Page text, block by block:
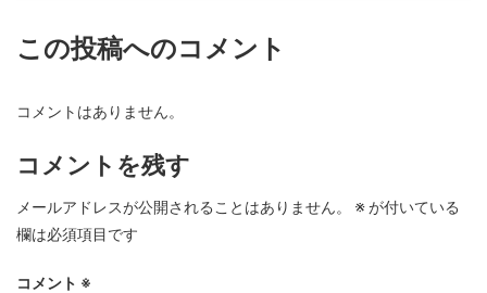
この投稿へのコメント
コメントはありません。
コメントを残す
メールアドレスが公開されることはありません。 ※が付いている
欄は必須項目です
コメント ※